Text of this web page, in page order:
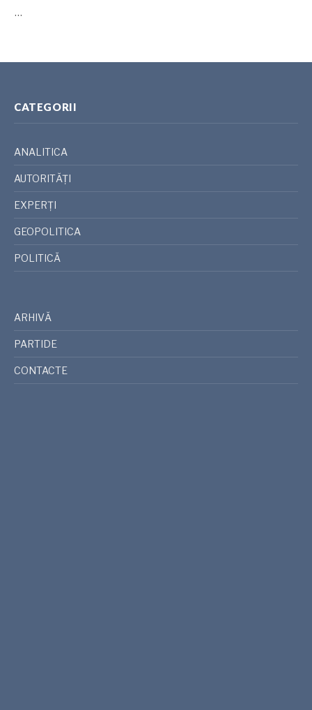
…
CATEGORII
ANALITICA
AUTORITĂȚI
EXPERȚI
GEOPOLITICA
POLITICĂ
ARHIVĂ
PARTIDE
CONTACTE